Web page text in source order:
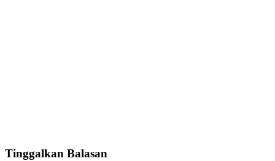
Tinggalkan Balasan